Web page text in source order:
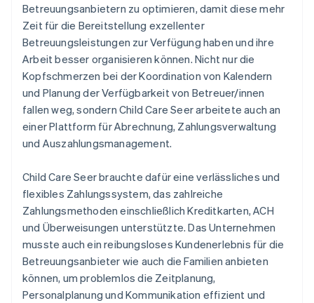
Betreuungsanbietern zu optimieren, damit diese mehr
Zeit für die Bereitstellung exzellenter
Betreuungsleistungen zur Verfügung haben und ihre
Arbeit besser organisieren können. Nicht nur die
Kopfschmerzen bei der Koordination von Kalendern
und Planung der Verfügbarkeit von Betreuer/innen
fallen weg, sondern Child Care Seer arbeitete auch an
einer Plattform für Abrechnung, Zahlungsverwaltung
und Auszahlungsmanagement.
Child Care Seer brauchte dafür eine verlässliches und
flexibles Zahlungssystem, das zahlreiche
Zahlungsmethoden einschließlich Kreditkarten, ACH
und Überweisungen unterstützte. Das Unternehmen
musste auch ein reibungsloses Kundenerlebnis für die
Betreuungsanbieter wie auch die Familien anbieten
können, um problemlos die Zeitplanung,
Personalplanung und Kommunikation effizient und